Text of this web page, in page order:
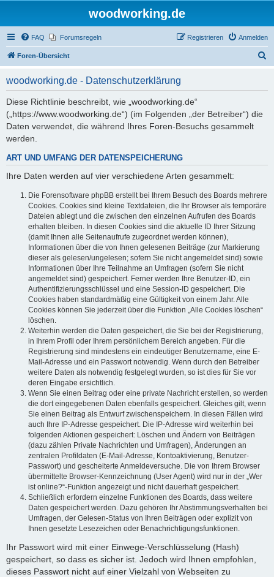
woodworking.de
FAQ Forumsregeln Anmelden
Registrieren
Foren-Übersicht
woodworking.de - Datenschutzerklärung
Diese Richtlinie beschreibt, wie „woodworking.de“
(„https://www.woodworking.de“) (im Folgenden „der Betreiber“) die
Daten verwendet, die während Ihres Foren-Besuchs gesammelt
werden.
ART UND UMFANG DER DATENSPEICHERUNG
Ihre Daten werden auf vier verschiedene Arten gesammelt:
Die Forensoftware phpBB erstellt bei Ihrem Besuch des Boards mehrere
Cookies. Cookies sind kleine Textdateien, die Ihr Browser als temporäre
Dateien ablegt und die zwischen den einzelnen Aufrufen des Boards
erhalten bleiben. In diesen Cookies sind die aktuelle ID Ihrer Sitzung
(damit Ihnen alle Seitenaufrufe zugeordnet werden können),
Informationen über die von Ihnen gelesenen Beiträge (zur Markierung
dieser als gelesen/ungelesen; sofern Sie nicht angemeldet sind) sowie
Informationen über Ihre Teilnahme an Umfragen (sofern Sie nicht
angemeldet sind) gespeichert. Ferner werden Ihre Benutzer-ID, ein
Authentifizierungsschlüssel und eine Session-ID gespeichert. Die
Cookies haben standardmäßig eine Gültigkeit von einem Jahr. Alle
Cookies können Sie jederzeit über die Funktion „Alle Cookies löschen“
löschen.
Weiterhin werden die Daten gespeichert, die Sie bei der Registrierung,
in Ihrem Profil oder Ihrem persönlichem Bereich angeben. Für die
Registrierung sind mindestens ein eindeutiger Benutzername, eine E-
Mail-Adresse und ein Passwort notwendig. Wenn durch den Betreiber
weitere Daten als notwendig festgelegt wurden, so ist dies für Sie vor
deren Eingabe ersichtlich.
Wenn Sie einen Beitrag oder eine private Nachricht erstellen, so werden
die dort eingegebenen Daten ebenfalls gespeichert. Gleiches gilt, wenn
Sie einen Beitrag als Entwurf zwischenspeichern. In diesen Fällen wird
auch Ihre IP-Adresse gespeichert. Die IP-Adresse wird weiterhin bei
folgenden Aktionen gespeichert: Löschen und Ändern von Beiträgen
(dazu zählen Private Nachrichten und Umfragen), Änderungen an
zentralen Profildaten (E-Mail-Adresse, Kontoaktivierung, Benutzer-
Passwort) und gescheiterte Anmeldeversuche. Die von Ihrem Browser
übermittelte Browser-Kennzeichnung (User Agent) wird nur in der „Wer
ist online?“-Funktion angezeigt und nicht dauerhaft gespeichert.
Schließlich erfordern einzelne Funktionen des Boards, dass weitere
Daten gespeichert werden. Dazu gehören Ihr Abstimmungsverhalten bei
Umfragen, der Gelesen-Status von Ihren Beiträgen oder explizit von
Ihnen gesetzte Lesezeichen oder Benachrichtigungsfunktionen.
Ihr Passwort wird mit einer Einwege-Verschlüsselung (Hash)
gespeichert, so dass es sicher ist. Jedoch wird Ihnen empfohlen,
dieses Passwort nicht auf einer Vielzahl von Webseiten zu